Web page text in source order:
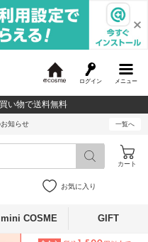
メニュー
ログイン
c
o
い物で送料無料
知らせ 一覧へ
カート
お気に入り
mini COSME GIFT